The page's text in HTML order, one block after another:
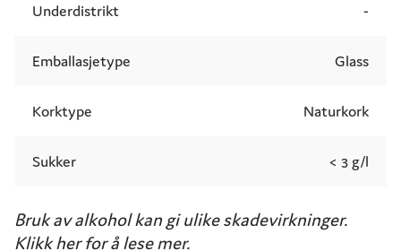
Underdistrikt -
Emballasjetype Glass
Korktype Naturkork
Sukker < 3 g/l
Bruk av alkohol kan gi ulike skadevirkninger.
Klikk her for å lese mer.